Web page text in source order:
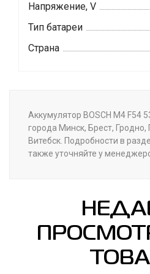
Напряжение, V
Тип батареи
Страна
Аккумулятор BOSCH M4 F54
города Минск, Брест, Гродно,
Витебск. Подробности в
также уточняйте у